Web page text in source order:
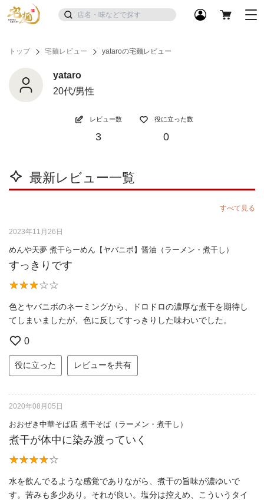
トップ 宅麺レビュー yataroの宅麺レビュー
yataro
20代/男性
レビュー数
3
役に立った数
0
最新レビュー一覧
すべて見る
2023年11月26日
めんや天夢 煮干らーめん【ヤバニボ】醤油（ラーメン・煮干し）
すっきりです
色とヤバニボのネーミングから、ドロドロの濃厚な煮干を期待し
てしまいましたが、色に反してすっきりした味わいでした。
0
役に立った レビューを共有
2020年08月05日
おおぜき中華そば店 煮干そば（ラーメン・煮干し）
煮干が体中に染み渡っていく
水を飲んでるような感覚でありながら、煮干の旨味が濃ゆいで
す。苦みも多少あり。それが良い。塩分は控えめ、こういうタイ